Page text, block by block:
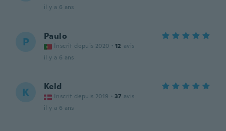
il y a 6 ans
P Paulo
Inscrit depuis 2020 · 12 avis
il y a 6 ans
K Keld
Inscrit depuis 2019 · 37 avis
il y a 6 ans